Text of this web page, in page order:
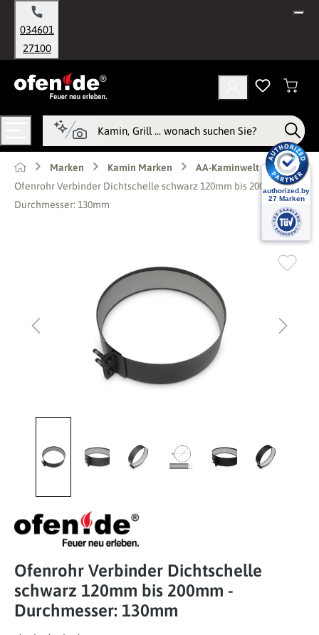
springen
034601
27100
Marken Kamin Marken
AA-Kaminwelt
Ofenrohr Verbinder Dichtschelle schwarz 120mm bis 200mm -
Durchmesser: 130mm
Ofenrohr Verbinder Dichtschelle
schwarz 120mm bis 200mm -
Durchmesser: 130mm